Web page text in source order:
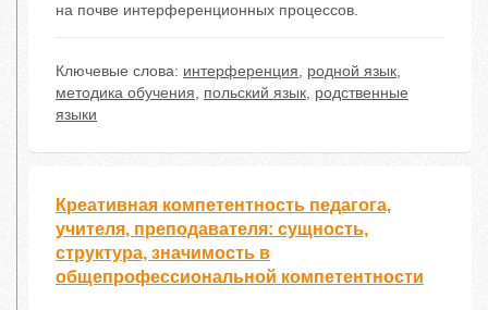
на почве интерференционных процессов.
Ключевые слова: интерференция, родной язык,
методика обучения, польский язык, родственные
языки
Креативная компетентность педагога,
учителя, преподавателя: сущность,
структура, значимость в
общепрофессиональной компетентности